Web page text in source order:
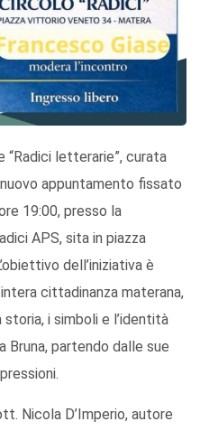
“Radici letterarie”, curata
appuntamento fissato
19:00, presso la
APS, sita in piazza
dell’iniziativa è
cittadinanza materana,
i simboli e l’identità
partendo dalle sue
Nicola D’Imperio, autore